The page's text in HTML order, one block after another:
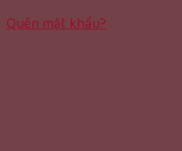
Quên mật khẩu?